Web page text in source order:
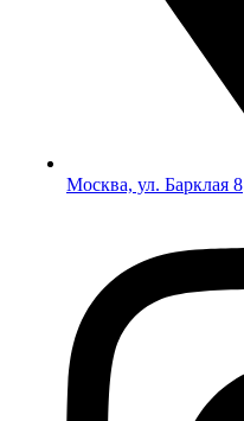
Москва, ул. Барклая 8